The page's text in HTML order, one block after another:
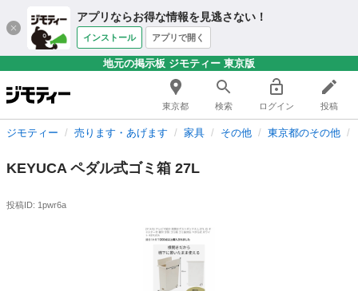
アプリならお得な情報を見逃さない！
インストール アプリで開く
地元の掲示板 ジモティー 東京版
東京都 検索 ログイン 投稿
ジモティー 売ります・あげます 家具 その他 東京都のその他
KEYUCA ペダル式ゴミ箱 27L
投稿ID: 1pwr6a